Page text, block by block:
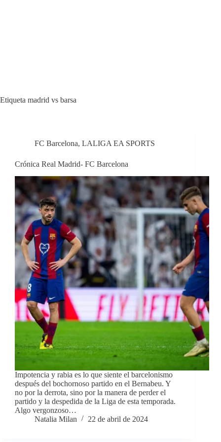
Etiqueta madrid vs barsa
FC Barcelona, LALIGA EA SPORTS
Crónica Real Madrid- FC Barcelona
Impotencia y rabia es lo que siente el barcelonismo
después del bochornoso partido en el Bernabeu. Y
no por la derrota, sino por la manera de perder el
partido y la despedida de la Liga de esta temporada.
Algo vergonzoso…
Natalia Milan
22 de abril de 2024